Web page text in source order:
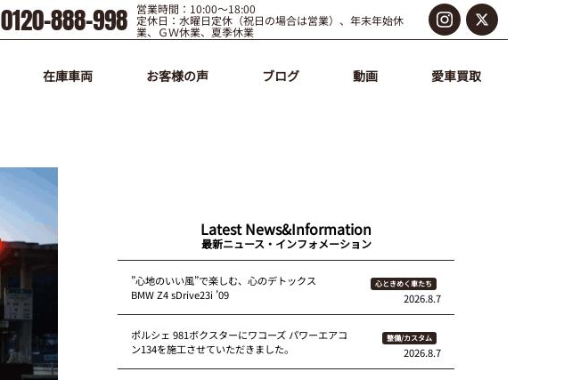
0120-888-998 営業時間：10:00～18:00
定休日：水曜日定休（祝日の場合は営業）、年末年始休
業、ＧＷ休業、夏季休業
在庫車両 お客様の声 ブログ 動画 愛車買取
Latest News&Information
最新ニュース・インフォメーション
”心地のいい風”で楽しむ、心のデトックス
BMW Z4 sDrive23i ’09
心ときめく車たち
2026.8.7
ポルシェ 981ボクスターにワコーズ パワーエアコ
ン134を施工させていただきました。
整備/カスタム
2026.8.7